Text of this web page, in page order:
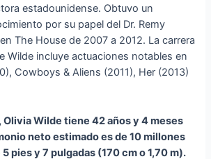
estadounidense. Obtuvo un
por su papel del Dr. Remy
The House de 2007 a 2012. La carrera
Wilde incluye actuaciones notables en
Cowboys & Aliens (2011), Her (2013)
Olivia Wilde tiene 42 años y 4 meses
neto estimado es de 10 millones
pies y 7 pulgadas (170 cm o 1,70 m).